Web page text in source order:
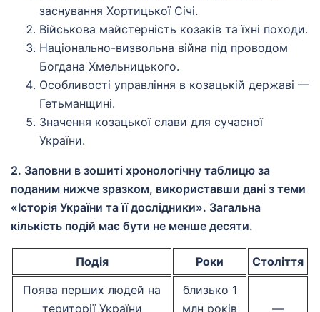
заснування Хортицької Січі.
Військова майстерність козаків та їхні походи.
Національно-визвольна війна під проводом
Богдана Хмельницького.
Особливості управління в козацькій державі —
Гетьманщині.
Значення козацької слави для сучасної
України.
2. Заповни в зошиті хронологічну таблицю за
поданим нижче зразком, використавши дані з теми
«Історія України та її дослідники». Загальна
кількість подій має бути не менше десяти.
Подія Роки
Століття
Поява перших людей на
території України
близько 1
млн років
—